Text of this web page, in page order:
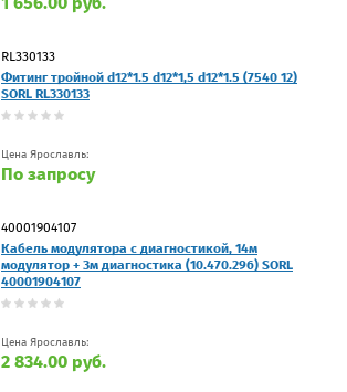
RL330133
Фитинг тройной d12*1.5 d12*1,5 d12*1.5 (7540 12)
SORL RL330133
Цена Ярославль:
По запросу
40001904107
Кабель модулятора с диагностикой, 14м
модулятор + 3м диагностика (10.470.296) SORL
40001904107
Цена Ярославль:
2 834.00 руб.